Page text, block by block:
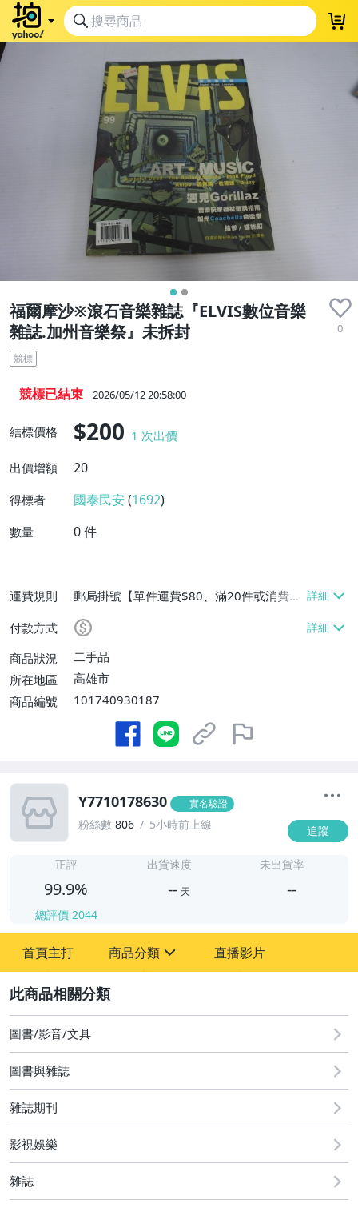
福爾摩沙※滾石音樂雜誌『ELVIS數位音樂
雜誌.加州音樂祭』未拆封
0
競標
競標已結束 2026/05/12 20:58:00
結標價格 $200 1 次出價
出價增額
20
得標者 國泰民安(1692)
數量 0件
運費規則
郵局掛號【單件運費$80、滿20件或消費滿
付款方式
商品狀況
二手品
所在地區
高雄市
商品編號
101740930187
Y7710178630 實名驗證
粉絲數 806 5小時前上線 追蹤
正評
99.9%
總評價 2044
出貨速度
-- 天
未出貨率
--
首頁主打 商品分類
圖書/影音/文具
直播影片
圖書/影音/文具
圖書與雜誌
雜誌期刊
影視娛樂
雜誌